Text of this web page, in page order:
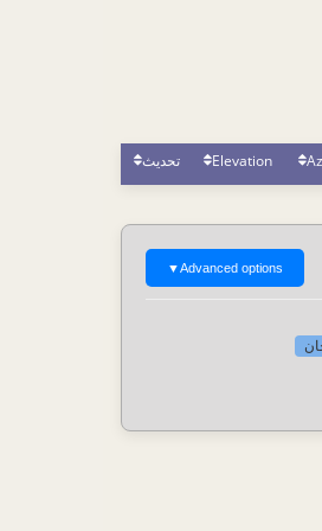
Elevation تحديث
Advanced options
▼